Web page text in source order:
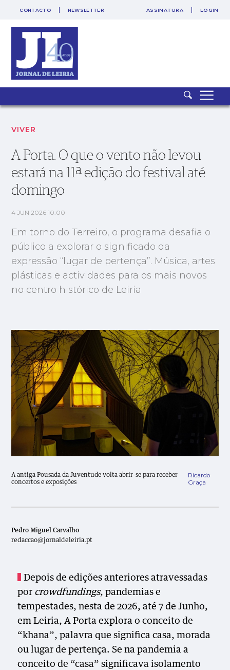
SAIR
CONTACTO NEWSLETTER ASSINATURA LOGIN
A Porta. O que o vento não levou estará na 11ª edição do
festival até domingo
VIVER
A Porta. O que o vento não levou
estará na 11ª edição do festival até
domingo
4 JUN 2026 10:00
Em torno do Terreiro, o programa desafia o
público a explorar o significado da
expressão “lugar de pertença”. Música, artes
plásticas e actividades para os mais novos
no centro histórico de Leiria
A antiga Pousada da Juventude volta abrir-se para receber
concertos e exposições
Ricardo
Graça
Pedro Miguel Carvalho
redaccao@jornaldeleiria.pt
Depois de edições anteriores atravessadas
por crowdfundings, pandemias e
tempestades, nesta de 2026, até 7 de Junho,
em Leiria, A Porta explora o conceito de
“khana”, palavra que significa casa, morada
ou lugar de pertença. Se na pandemia a
conceito de “casa” significava isolamento